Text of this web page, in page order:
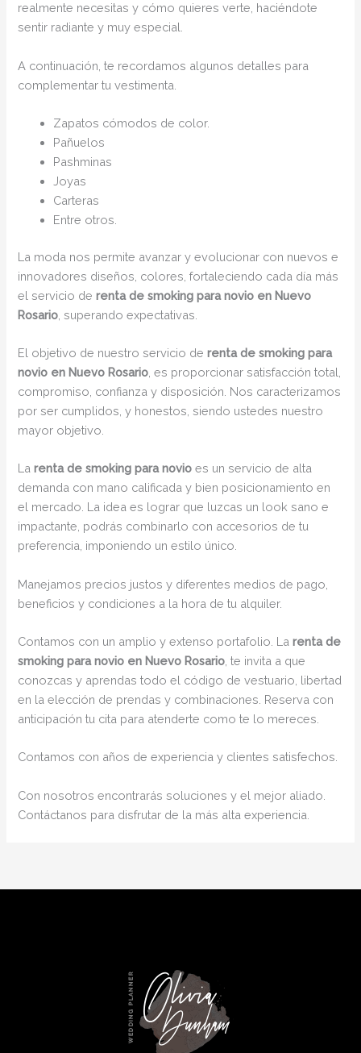
realmente necesitas y cómo quieres verte, haciéndote
sentir radiante y muy especial.
A continuación, te recordamos algunos detalles para
complementar tu vestimenta.
Zapatos cómodos de color.
Pañuelos
Pashminas
Joyas
Carteras
Entre otros.
La moda nos permite avanzar y evolucionar con nuevos e
innovadores diseños, colores, fortaleciendo cada día más
el servicio derenta de smoking para novio en Nuevo
Rosario , superando expectativas.
El objetivo de nuestro servicio derenta de smoking para
novio en Nuevo Rosario , es proporcionar satisfacción total,
compromiso, confianza y disposición. Nos caracterizamos
por ser cumplidos, y honestos, siendo ustedes nuestro
mayor objetivo.
Larenta de smoking para novioes un servicio de alta
demanda con mano calificada y bien posicionamiento en
el mercado. La idea es lograr que luzcas un look sano e
impactante, podrás combinarlo con accesorios de tu
preferencia, imponiendo un estilo único.
Manejamos precios justos y diferentes medios de pago,
beneficios y condiciones a la hora de tu alquiler.
Contamos con un amplio y extenso portafolio. Larenta de
smoking para novio en Nuevo Rosario , te invita a que
conozcas y aprendas todo el código de vestuario, libertad
en la elección de prendas y combinaciones. Reserva con
anticipación tu cita para atenderte como te lo mereces.
Contamos con años de experiencia y clientes satisfechos.
Con nosotros encontrarás soluciones y el mejor aliado.
Contáctanos para disfrutar de la más alta experiencia.